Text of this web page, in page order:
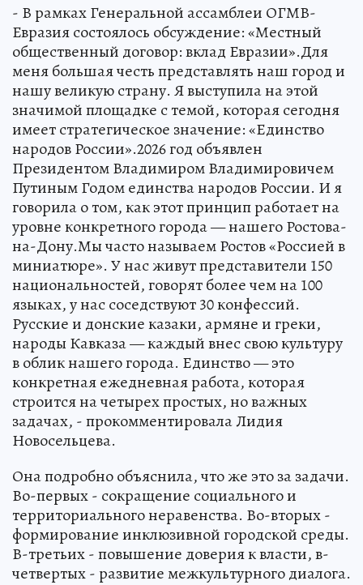
- В рамках Генеральной ассамблеи ОГМВ-
Евразия состоялось обсуждение: «Местный
общественный договор: вклад Евразии».Для
меня большая честь представлять наш город и
нашу великую страну. Я выступила на этой
значимой площадке с темой, которая сегодня
имеет стратегическое значение: «Единство
народов России».2026 год объявлен
Президентом Владимиром Владимировичем
Путиным Годом единства народов России. И я
говорила о том, как этот принцип работает на
уровне конкретного города — нашего Ростова-
на-Дону.Мы часто называем Ростов «Россией в
миниатюре». У нас живут представители 150
национальностей, говорят более чем на 100
языках, у нас соседствуют 30 конфессий.
Русские и донские казаки, армяне и греки,
народы Кавказа — каждый внес свою культуру
в облик нашего города. Единство — это
конкретная ежедневная работа, которая
строится на четырех простых, но важных
задачах, - прокомментировала Лидия
Новосельцева.
Она подробно объяснила, что же это за задачи.
Во-первых - сокращение социального и
территориального неравенства. Во-вторых -
формирование инклюзивной городской среды.
В-третьих - повышение доверия к власти, в-
четвертых - развитие межкультурного диалога.